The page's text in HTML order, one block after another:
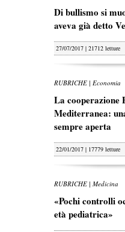
Di bullismo si
aveva già detto
27/07/2017 | 21712 letture
RUBRICHE | Economia
La cooperazione
Mediterranea:
sempre aperta
22/01/2017 | 17779 letture
RUBRICHE | Medicina
«Pochi controlli
età pediatrica»